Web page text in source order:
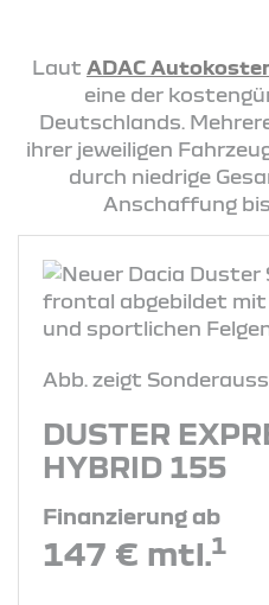
Laut ADAC
eine der
Deutschlands.
ihrer jeweiligen
durch niedrige
Anschaffung
Abb. zeigt
DUSTER
HYBRID 155
Finanzierung ab
147 € mtl.1